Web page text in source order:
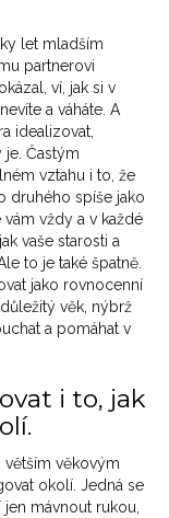
let mladším
partnerovi
ví, jak si v
a váháte. A
idealizovat,
Častým
vztahu i to, že
druhého spíše jako
vždy a v každé
vaše starosti a
to je také špatně.
jako rovnocenní
věk, nýbrž
a pomáhat v
i to, jak
věkovým
okolí. Jedná se
mávnout rukou,